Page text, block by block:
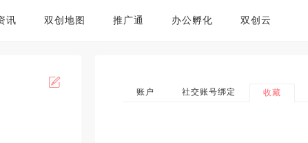
讯 双创地图 推广通 办公孵化 双创云
账户 社交账号绑定 收藏